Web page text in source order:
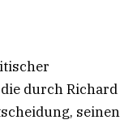
durch Richard
seinen